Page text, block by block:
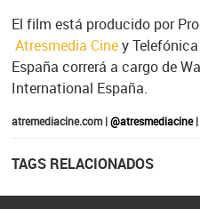
El film está producido por
Atresmedia Ciney
España correrá a cargo de
International España.
atremediacine.com |@atresmediacine|
TAGS RELACIONADOS